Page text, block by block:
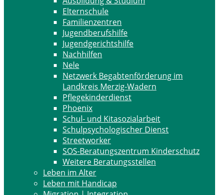
Elternschule
Familienzentren
Jugendberufshilfe
Jugendgerichtshilfe
Nachhilfen
Nele
Netzwerk Begabtenförderung im
Landkreis Merzig-Wadern
Pflegekinderdienst
Phoenix
Schul- und Kitasozialarbeit
Schulpsychologischer Dienst
Streetworker
SOS-Beratungszentrum Kinderschutz
Weitere Beratungsstellen
Leben im Alter
Leben mit Handicap